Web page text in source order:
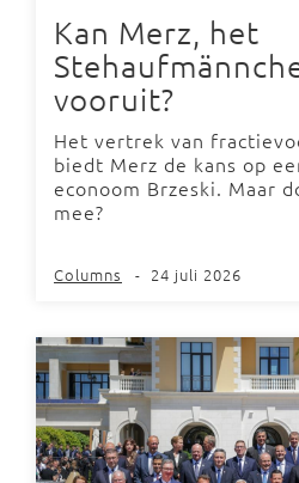
Kan Merz, het
vooruit?
Het vertrek van
biedt Merz de kans op
econoom Brzeski. Maar
mee?
Columns - 24 juli 2026